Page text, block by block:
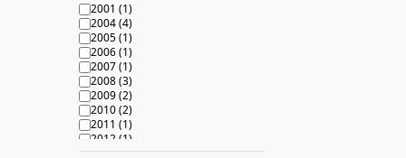
2001 (1)
2004(4)
2005(1)
2006(1)
2007(1)
2008(3)
2009(2)
2010(2)
2011 (1)
2012 (1)
2013(2)